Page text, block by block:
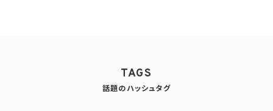
TAGS
話題のハッシュタグ